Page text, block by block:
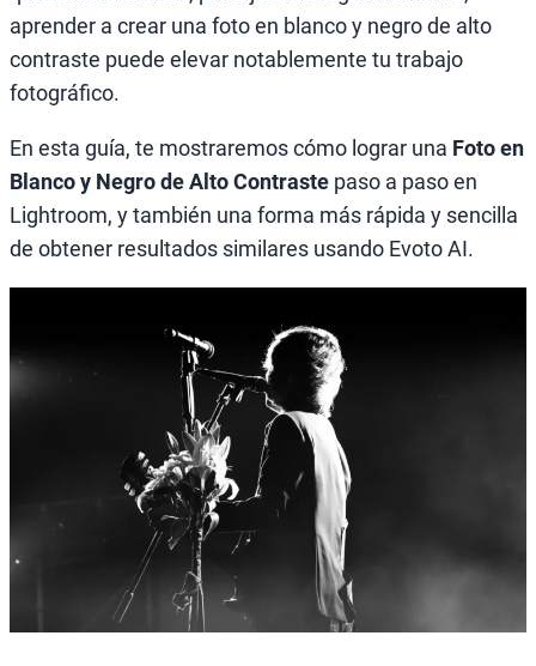
aprender a crear una foto en blanco y negro de alto
contraste puede elevar notablemente tu trabajo
fotográfico.
En esta guía, te mostraremos cómo lograr una Foto en
Blanco y Negro de Alto Contraste paso a paso en
Lightroom, y también una forma más rápida y sencilla
de obtener resultados similares usando Evoto AI.